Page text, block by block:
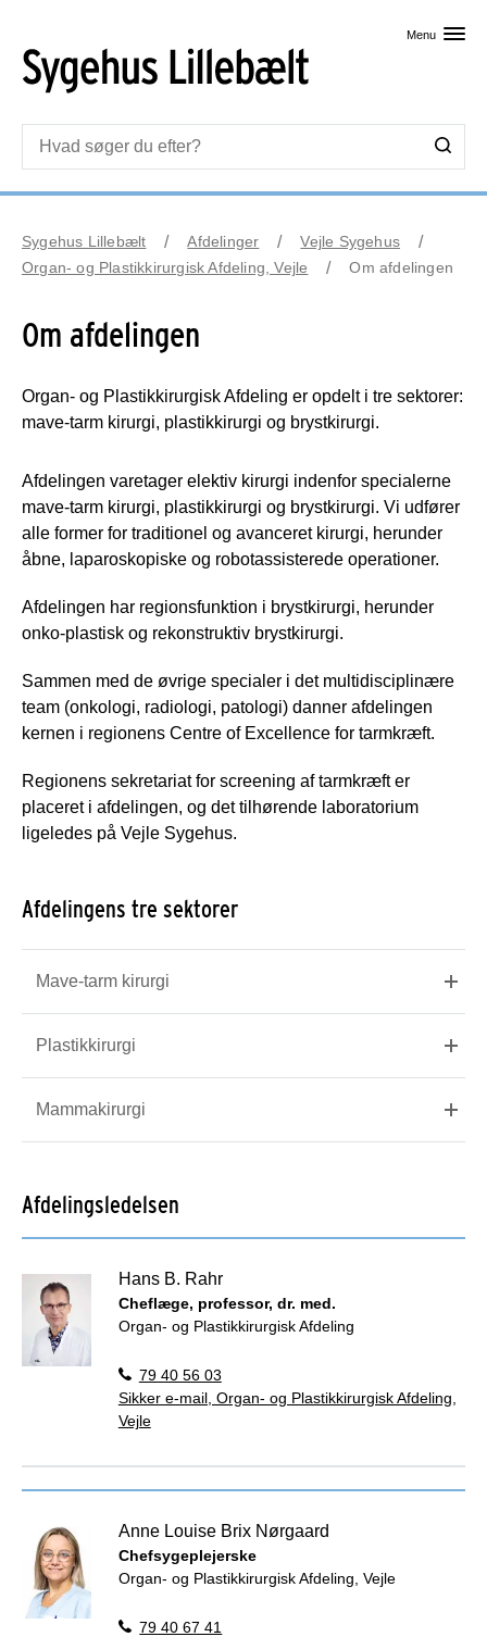
Menu
Sygehus Lillebælt Afdelinger
Vejle Sygehus
Organ- og Plastikkirurgisk Afdeling, Vejle
Om afdelingen
Om afdelingen
Organ- og Plastikkirurgisk Afdeling er opdelt i tre sektorer:
mave-tarm kirurgi, plastikkirurgi og brystkirurgi.
Afdelingen varetager elektiv kirurgi indenfor specialerne
mave-tarm kirurgi, plastikkirurgi og brystkirurgi. Vi udfører
alle former for traditionel og avanceret kirurgi, herunder
åbne, laparoskopiske og robotassisterede operationer.
Afdelingen har regionsfunktion i brystkirurgi, herunder
onko-plastisk og rekonstruktiv brystkirurgi.
Sammen med de øvrige specialer i det multidisciplinære
team (onkologi, radiologi, patologi) danner afdelingen
kernen i regionens Centre of Excellence for tarmkræft.
Regionens sekretariat for screening af tarmkræft er
placeret i afdelingen, og det tilhørende laboratorium
ligeledes på Vejle Sygehus.
Afdelingens tre sektorer
Mave-tarm kirurgi
Plastikkirurgi
Mammakirurgi
Afdelingsledelsen
Hans B. Rahr
Cheflæge, professor, dr. med.
Organ- og Plastikkirurgisk Afdeling
79 40 56 03
Sikker e-mail, Organ- og Plastikkirurgisk Afdeling,
Vejle
Anne Louise Brix Nørgaard
Chefsygeplejerske
Organ- og Plastikkirurgisk Afdeling, Vejle
79 40 67 41